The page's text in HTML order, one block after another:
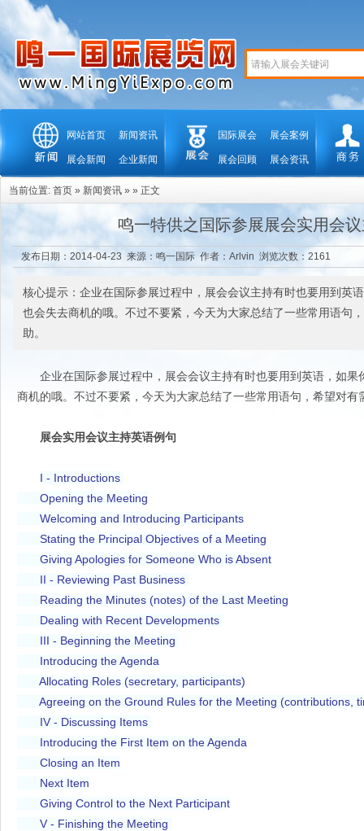
网站首页 新闻资讯
展会新闻 企业新闻
国际展会 展会案例
展会回顾 展会资讯
当前位置: 首页 » 新闻资讯 » » 正文
鸣一特供之国际参展展会实用会
发布日期：2014-04-23 来源： 鸣一国际 作者：Arlvin 浏览次数： 2161
核心提示：企业在国际参展过程中，展会会议主持有时也要用到英
也会失去商机的哦。不过不要紧，今天为大家总结了一些常用语句
助。
企业在国际参展过程中，展会会议主持有时也要用到英语，如果
商机的哦。不过不要紧，今天为大家总结了一些常用语句，希望对有
展会实用会议主持英语例句
I - Introductions
Opening the Meeting
Welcoming and Introducing Participants
Stating the Principal Objectives of a Meeting
Giving Apologies for Someone Who is Absent
II - Reviewing Past Business
Reading the Minutes (notes) of the Last Meeting
Dealing with Recent Developments
III - Beginning the Meeting
Introducing the Agenda
Allocating Roles (secretary, participants)
Agreeing on the Ground Rules for the Meeting (contributions,
IV - Discussing Items
Introducing the First Item on the Agenda
Closing an Item
Next Item
Giving Control to the Next Participant
V - Finishing the Meeting